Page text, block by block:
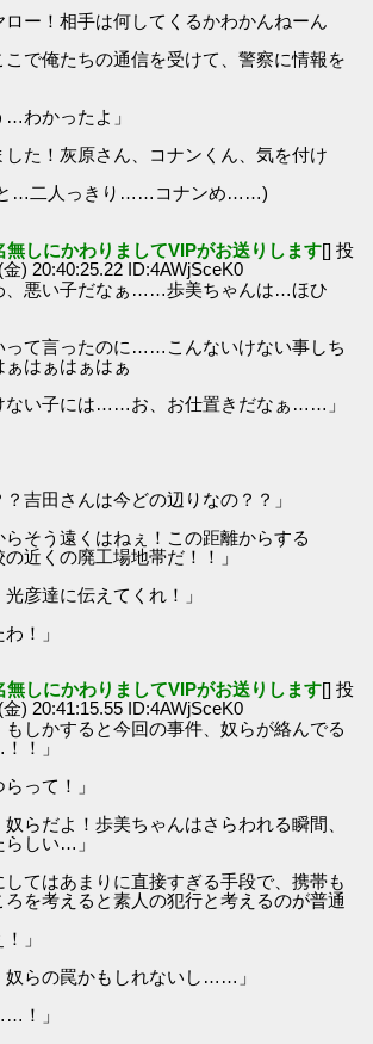
ロー！相手は何してくるかわかんねーん
こで俺たちの通信を受けて、警察に情報を
わかったよ」
た！灰原さん、コナンくん、気を付け
と…二人っきり……コナンめ……)
無しにかわりましてVIPがお送りします[] 投
) 20:40:25.22 ID:4AWjSceK0
、悪い子だなぁ……歩美ちゃんは…ほひ
って言ったのに……こんないけない事しち
はぁはぁはぁ
ない子には……お、お仕置きだなぁ……」
吉田さんは今どの辺りなの？？」
らそう遠くはねぇ！この距離からする
近くの廃工場地帯だ！！」
彦達に伝えてくれ！」
！」
無しにかわりましてVIPがお送りします[] 投
) 20:41:15.55 ID:4AWjSceK0
もしかすると今回の事件、奴らが絡んでる
！」
って！」
らだよ！歩美ちゃんはさらわれる瞬間、
らしい…」
してはあまりに直接すぎる手段で、携帯も
を考えると素人の犯行と考えるのが普通
」
奴らの罠かもしれないし……」
！」